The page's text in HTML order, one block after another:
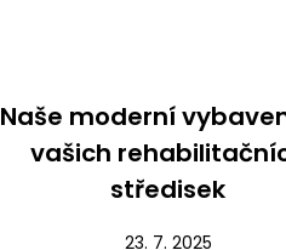
Naše moderní
vašich
středisek
23. 7. 2025